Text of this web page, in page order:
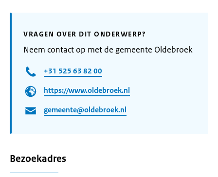
VRAGEN OVER DIT ONDERWERP?
Neem contact op met de gemeente Oldebroek
+31 525 63 82 00
https://www.oldebroek.nl
gemeente@oldebroek.nl
Bezoekadres